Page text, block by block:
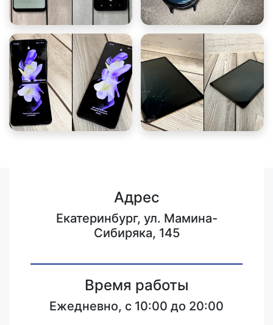
Адрес
Екатеринбург, ул. Мамина-
Сибиряка, 145
Время работы
Ежедневно, с 10:00 до 20:00